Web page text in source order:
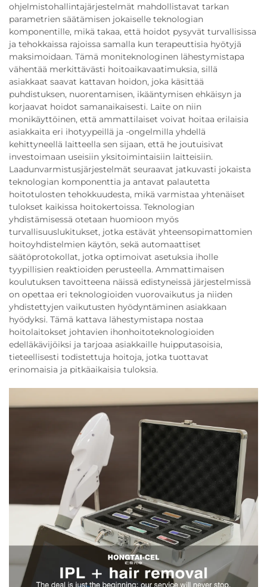
ohjelmistohallintajärjestelmät mahdollistavat tarkan
parametrien säätämisen jokaiselle teknologian
komponentille, mikä takaa, että hoidot pysyvät turvallisissa
ja tehokkaissa rajoissa samalla kun terapeuttisia hyötyjä
maksimoidaan. Tämä moniteknologinen lähestymistapa
vähentää merkittävästi hoitoaikavaatimuksia, sillä
asiakkaat saavat kattavan hoidon, joka käsittää
puhdistuksen, nuorentamisen, ikääntymisen ehkäisyn ja
korjaavat hoidot samanaikaisesti. Laite on niin
monikäyttöinen, että ammattilaiset voivat hoitaa erilaisia
asiakkaita eri ihotyypeillä ja -ongelmilla yhdellä
kehittyneellä laitteella sen sijaan, että he joutuisivat
investoimaan useisiin yksitoimintaisiin laitteisiin.
Laadunvarmistusjärjestelmät seuraavat jatkuvasti jokaista
teknologian komponenttia ja antavat palautetta
hoitotulosten tehokkuudesta, mikä varmistaa yhtenäiset
tulokset kaikissa hoitokertoissa. Teknologian
yhdistämisessä otetaan huomioon myös
turvallisuuslukitukset, jotka estävät yhteensopimattomien
hoitoyhdistelmien käytön, sekä automaattiset
säätöprotokollat, jotka optimoivat asetuksia iholle
tyypillisien reaktioiden perusteella. Ammattimaisen
koulutuksen tavoitteena näissä edistyneissä järjestelmissä
on opettaa eri teknologioiden vuorovaikutus ja niiden
yhdistettyjen vaikutusten hyödyntäminen asiakkaan
hyödyksi. Tämä kattava lähestymistapa nostaa
hoitolaitokset johtavien ihonhoitoteknologioiden
edelläkävijöiksi ja tarjoaa asiakkaille huipputasoisia,
tieteellisesti todistettuja hoitoja, jotka tuottavat
erinomaisia ja pitkäaikaisia tuloksia.